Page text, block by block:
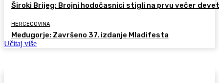
Široki Brijeg: Brojni hodočasnici stigli na prvu večer
HERCEGOVINA
Međugorje: Završeno 37. izdanje Mladifesta
Učitaj više